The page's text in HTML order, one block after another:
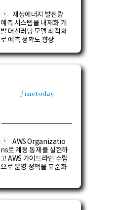
재생에너지 발전량
예측 시스템을 내재화 개
발 머신러닝 모델 최적화
로 예측 정확도 향상
AWS Organizatio
ns로 계정 통제를 실현하
고 AWS 가이드라인 수립
으로 운영 정책을 표준화